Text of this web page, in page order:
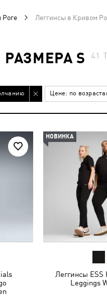
Роге Леггинсы в Кривом
S 41
Цене: по
НОВИНКА
Леггинсы ESS
Leggings